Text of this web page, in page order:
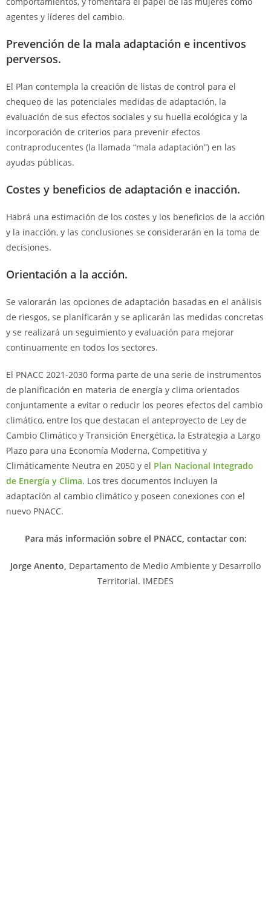
agentes y líderes del cambio.
Prevención de la mala adaptación e incentivos
perversos.
El Plan contempla la creación de listas de control para el
chequeo de las potenciales medidas de adaptación, la
evaluación de sus efectos sociales y su huella ecológica y la
incorporación de criterios para prevenir efectos
contraproducentes (la llamada “mala adaptación”) en las
ayudas públicas.
Costes y beneficios de adaptación e inacción.
Habrá una estimación de los costes y los beneficios de la acción
y la inacción, y las conclusiones se considerarán en la toma de
decisiones.
Orientación a la acción.
Se valorarán las opciones de adaptación basadas en el análisis
de riesgos, se planificarán y se aplicarán las medidas concretas
y se realizará un seguimiento y evaluación para mejorar
continuamente en todos los sectores.
El PNACC 2021-2030 forma parte de una serie de instrumentos
de planificación en materia de energía y clima orientados
conjuntamente a evitar o reducir los peores efectos del cambio
climático, entre los que destacan el anteproyecto de Ley de
Cambio Climático y Transición Energética, la Estrategia a Largo
Plazo para una Economía Moderna, Competitiva y
Climáticamente Neutra en 2050 y el Plan Nacional Integrado
de Energía y Clima. Los tres documentos incluyen la
adaptación al cambio climático y poseen conexiones con el
nuevo PNACC.
Para más información sobre el PNACC, contactar con:
Jorge Anento, Departamento de Medio Ambiente y Desarrollo
Territorial. IMEDES